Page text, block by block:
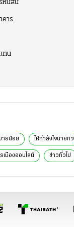
หนี้สิน
าร
ทน
ายน้อย ให้กำลังใจนายกฯ
เมืองออนไลน์ ข่าวทั่วไป